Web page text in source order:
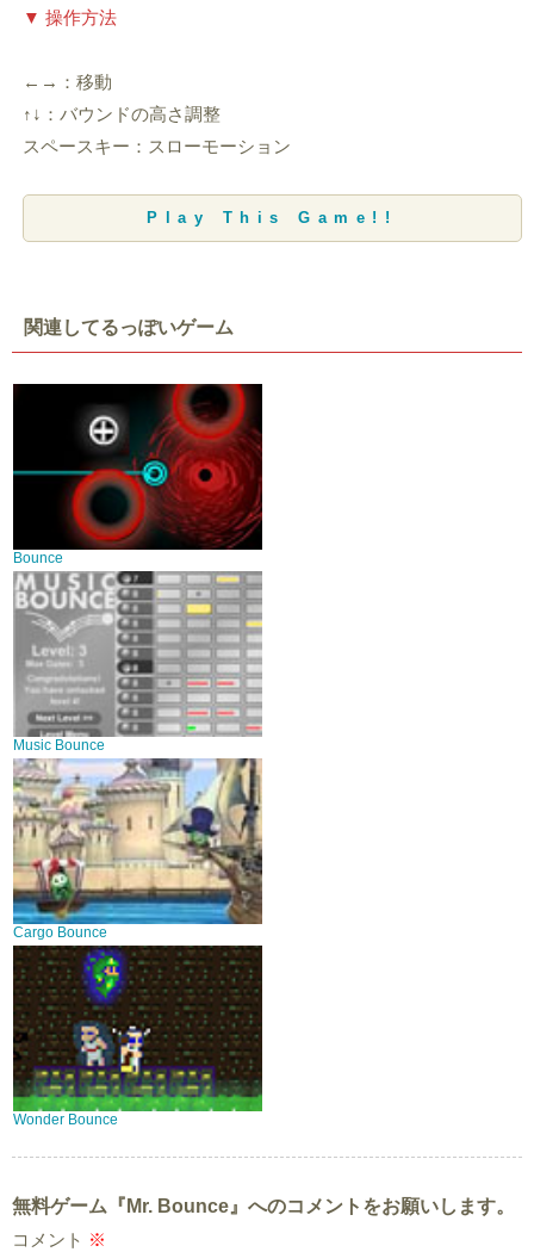
▼ 操作方法
←→：移動
↑↓：バウンドの高さ調整
スペースキー：スローモーション
Play This Game!!
関連してるっぽいゲーム
Bounce
Music Bounce
Cargo Bounce
Wonder Bounce
無料ゲーム『Mr. Bounce』へのコメントをお願いします。
コメント ※